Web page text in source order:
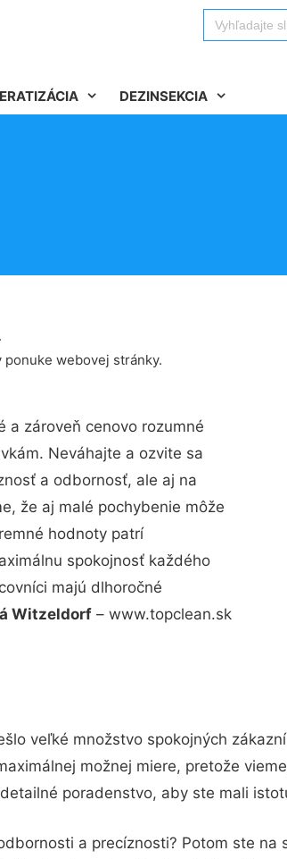
Search
for:
DEZINSEKCIA
.
webovej stránky.
a zároveň cenovo rozumné
Neváhajte a ozvite sa
a odbornosť, ale aj na
že aj malé pochybenie môže
hodnoty patrí
spokojnosť každého
majú dlhoročné
Witzeldorf – www.topclean.sk
veľké množstvo spokojných
možnej miere, pretože
poradenstvo, aby ste mali
a precíznosti? Potom ste na